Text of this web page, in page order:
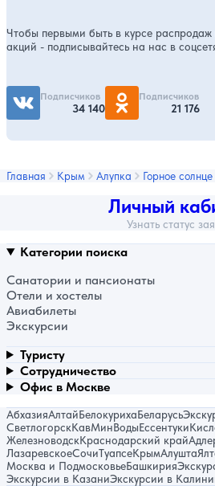
Чтобы первыми быть в курсе распродаж
акций - подписывайтесь на нас в
Подписчиков
34 140
Подписчиков
21 176
Главная Крым Алупка Горное солнце
Личный
Узнать статус
Категории поиска
Санатории и пансионаты
Отели и хостелы
Авиабилеты
Экскурсии
Туристу
Сотрудничество
Офис в Москве
АбхазияАлтайБелокурихаБеларусь
СветлогорскКавМинВодыЕссентуки
ЖелезноводскКраснодарский край
ЛазаревскоеСочиТуапсеКрымАлушта
Москва и ПодмосковьеБашкирия
Экскурсии в КазаниЭкскурсии в